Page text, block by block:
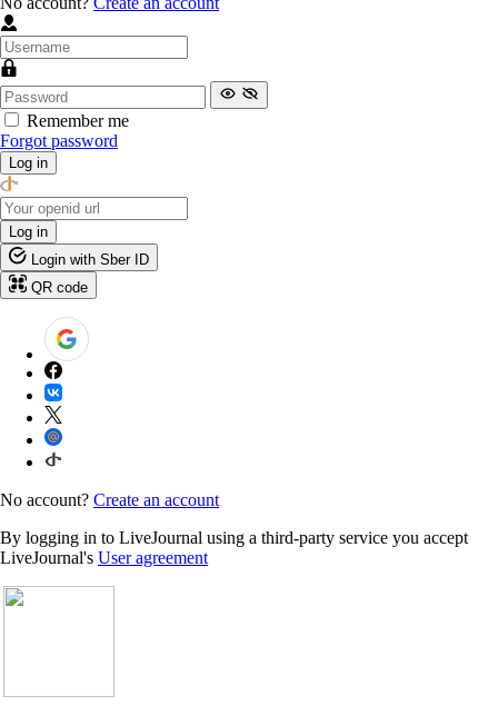
Remember me
Forgot password
Log in
Log in
Login with Sber ID
QR code
No account? Create an account
By logging in to LiveJournal using a third-party service you accept
LiveJournal's User agreement